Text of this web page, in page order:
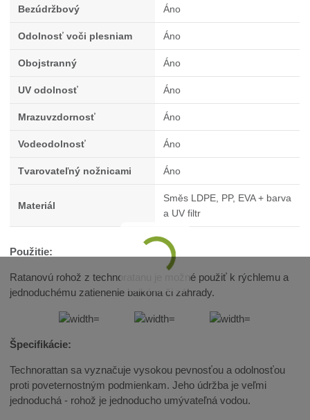
Bezúdržbový Áno
Odolnosť voči plesniam Áno
Obojstranný Áno
UV odolnosť Áno
Mrazuvzdornosť Áno
Vodeodolnosť Áno
Tvarovateľný nožnicami Áno
Materiál
Směs LDPE, PP, EVA + barva
a UV filtr
Použitie:
Ratanovú rohož z technoratanu je možné použiť k rýchlemu a
jednoduchému zatienenie balkóna či záhrady.
Špecifikácie:
Technorattan sa vyznačuje vysokou pevnosťou a odolnosťou
proti poveternostným podmienkam. Jeho údržba je veľmi
jednoduchá - rohož je jednoducho umývateľná vodou.